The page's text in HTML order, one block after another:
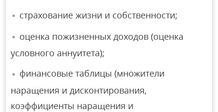
страхование жизни и собственности;
оценка пожизненных доходов (оценка
условного аннуитета);
финансовые таблицы (множители
наращения и дисконтирования,
коэффициенты наращения и